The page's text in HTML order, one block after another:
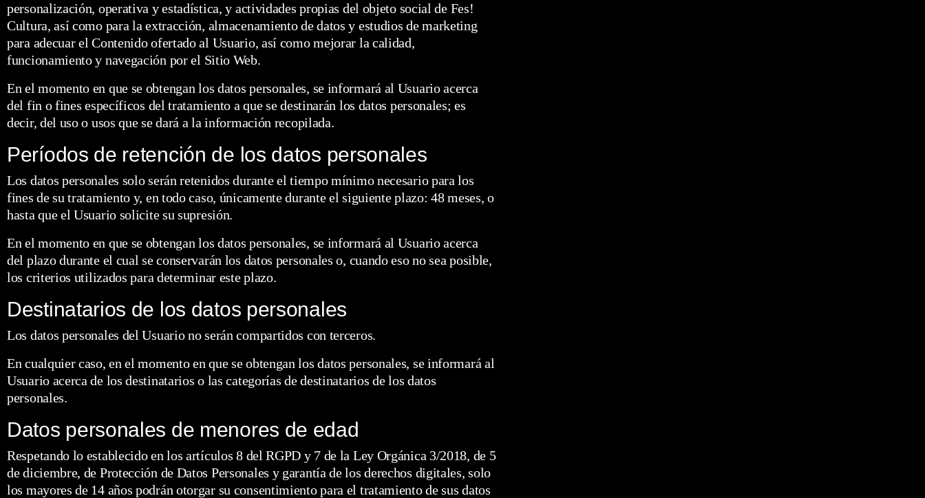
personalización, operativa y estadística, y actividades propias del objeto social de Fes!
Cultura, así como para la extracción, almacenamiento de datos y estudios de marketing
para adecuar el Contenido ofertado al Usuario, así como mejorar la calidad,
funcionamiento y navegación por el Sitio Web.
En el momento en que se obtengan los datos personales, se informará al Usuario acerca
del fin o fines específicos del tratamiento a que se destinarán los datos personales; es
decir, del uso o usos que se dará a la información recopilada.
Períodos de retención de los datos personales
Los datos personales solo serán retenidos durante el tiempo mínimo necesario para los
fines de su tratamiento y, en todo caso, únicamente durante el siguiente plazo: 48 meses, o
hasta que el Usuario solicite su supresión.
En el momento en que se obtengan los datos personales, se informará al Usuario acerca
del plazo durante el cual se conservarán los datos personales o, cuando eso no sea posible,
los criterios utilizados para determinar este plazo.
Destinatarios de los datos personales
Los datos personales del Usuario no serán compartidos con terceros.
En cualquier caso, en el momento en que se obtengan los datos personales, se informará al
Usuario acerca de los destinatarios o las categorías de destinatarios de los datos
personales.
Datos personales de menores de edad
Respetando lo establecido en los artículos 8 del RGPD y 7 de la Ley Orgánica 3/2018, de 5
de diciembre, de Protección de Datos Personales y garantía de los derechos digitales, solo
los mayores de 14 años podrán otorgar su consentimiento para el tratamiento de sus datos